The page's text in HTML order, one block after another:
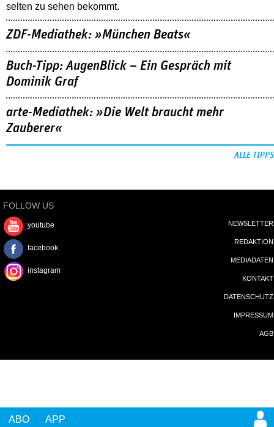
ABO APP
selten zu sehen bekommt.
ZDF-Mediathek: »München Beats«
Buch-Tipp: AugenBlick – Ein Gespräch mit
Dominik Graf
arte-Mediathek: »Die Welt braucht mehr
Zauberer«
ALLE TIPPS
FOLLOW US
youtube
facebook
instagram
NEWSLETTER
REDAKTION
MEDIADATEN
KONTAKT
DATENSCHUTZ
IMPRESSUM
AGB